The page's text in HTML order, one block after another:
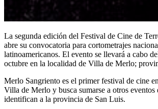
La segunda edición del Festival de Cine de
abre su convocatoria para cortometrajes
latinoamericanos. El evento se llevará a cabo
octubre en la localidad de Villa de Merlo;
Merlo Sangriento es el primer festival de cine
Villa de Merlo y busca sumarse a otros eventos
identifican a la provincia de San Luis.